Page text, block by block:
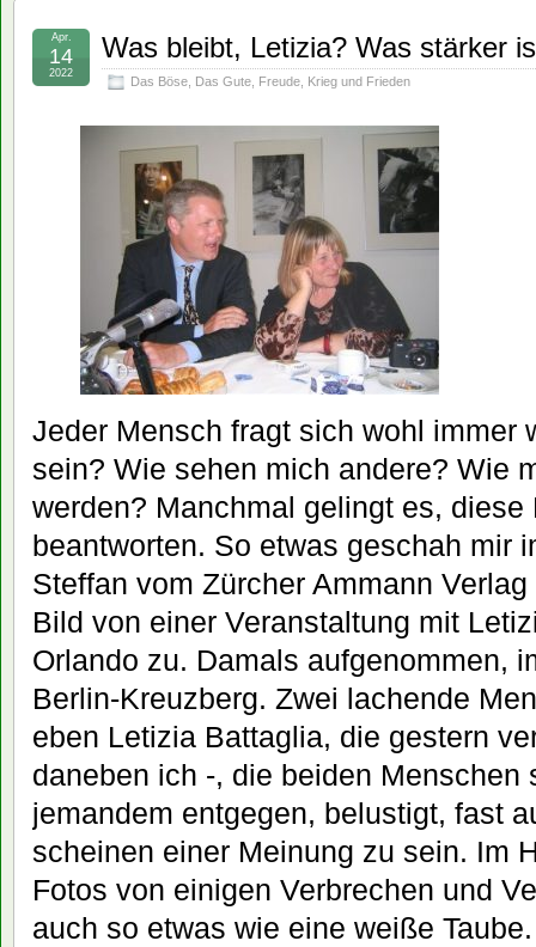
Was bleibt, Letizia? Was stärker
Das Böse, Das Gute, Freude, Krieg und Frieden
Apr.
14
2022
Jeder Mensch fragt sich wohl immer
sein? Wie sehen mich andere? Wie
werden? Manchmal gelingt es,
beantworten. So etwas geschah mir
Steffan vom Zürcher Ammann
Bild von einer Veranstaltung mit
Orlando zu. Damals aufgenommen,
Berlin-Kreuzberg. Zwei lachende
eben Letizia Battaglia, die gestern
daneben ich -, die beiden Menschen
jemandem entgegen, belustigt, fast
scheinen einer Meinung zu sein. Im
Fotos von einigen Verbrechen und
auch so etwas wie eine weiße